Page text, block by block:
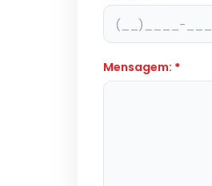
Mensagem: *